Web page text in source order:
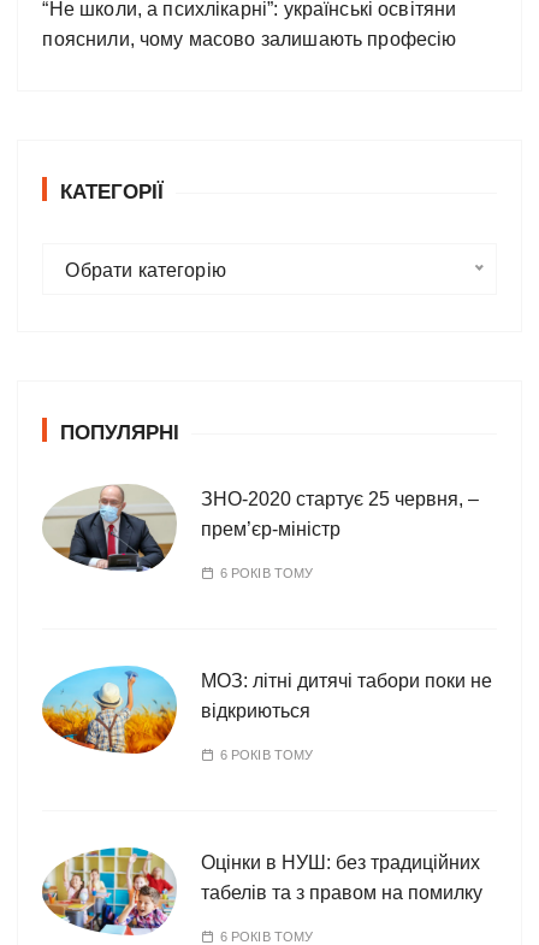
“Не школи, а психлікарні”: українські освітяни
пояснили, чому масово залишають професію
КАТЕГОРІЇ
р
Обрати категорію
ПОПУЛЯРНІ
ЗНО-2020 стартує 25 червня, –
прем’єр-міністр
6 РОКІВ ТОМУ
МОЗ: літні дитячі табори поки не
відкриються
6 РОКІВ ТОМУ
Оцінки в НУШ: без традиційних
табелів та з правом на помилку
6 РОКІВ ТОМУ